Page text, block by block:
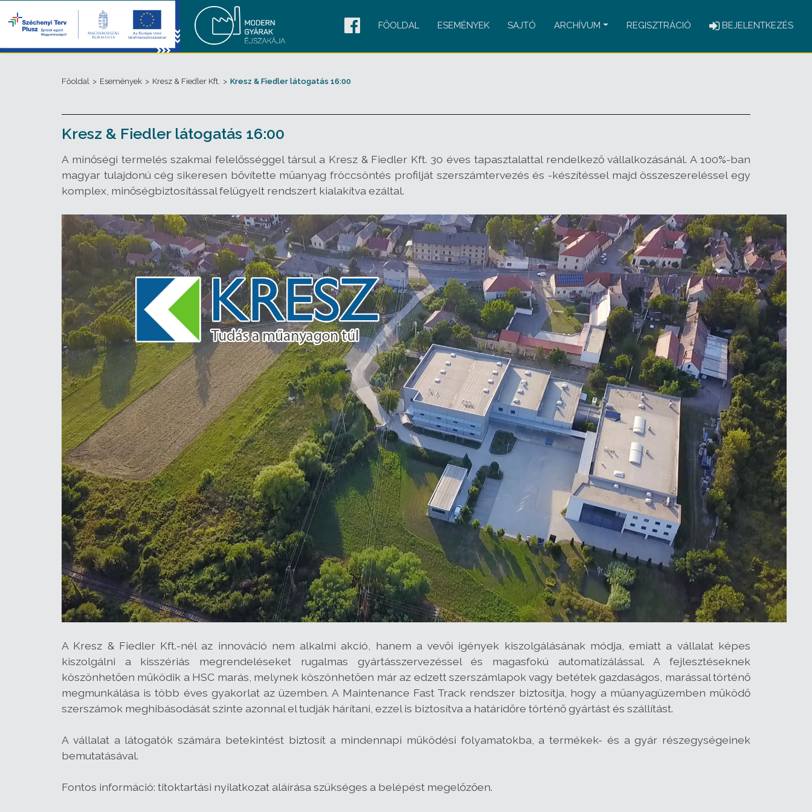
FŐOLDAL ESEMÉNYEK SAJTÓ ARCHÍVUM REGISZTRÁCIÓ BEJELENTKEZÉS
Főoldal > Események > Kresz & Fiedler Kft. > Kresz & Fiedler látogatás 16:00
Kresz & Fiedler látogatás 16:00
A minőségi termelés szakmai felelősséggel társul a Kresz & Fiedler Kft. 30 éves tapasztalattal rendelkező vállalkozásánál. A 100%-ban
magyar tulajdonú cég sikeresen bővítette műanyag fröccsöntés profilját szerszámtervezés és -készítéssel majd összeszereléssel egy
komplex, minőségbiztosítással felügyelt rendszert kialakítva ezáltal.
A Kresz & Fiedler Kft.-nél az innováció nem alkalmi akció, hanem a vevői igények kiszolgálásának módja, emiatt a vállalat képes
kiszolgálni a kisszériás megrendeléseket rugalmas gyártásszervezéssel és magasfokú automatizálással. A fejlesztéseknek
köszönhetően működik a HSC marás, melynek köszönhetően már az edzett szerszámlapok vagy betétek gazdaságos, marással történő
megmunkálása is több éves gyakorlat az üzemben. A Maintenance Fast Track rendszer biztosítja, hogy a műanyagüzemben működő
szerszámok meghibásodását szinte azonnal el tudják hárítani, ezzel is biztosítva a határidőre történő gyártást és szállítást.
A vállalat a látogatók számára betekintést biztosít a mindennapi működési folyamatokba, a termékek- és a gyár részegységeinek
bemutatásával.
Fontos információ: titoktartási nyilatkozat aláírása szükséges a belépést megelőzően.